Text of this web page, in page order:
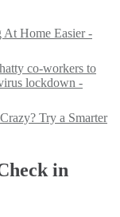
At Home Easier -
co-workers to
lockdown -
Try a Smarter
in